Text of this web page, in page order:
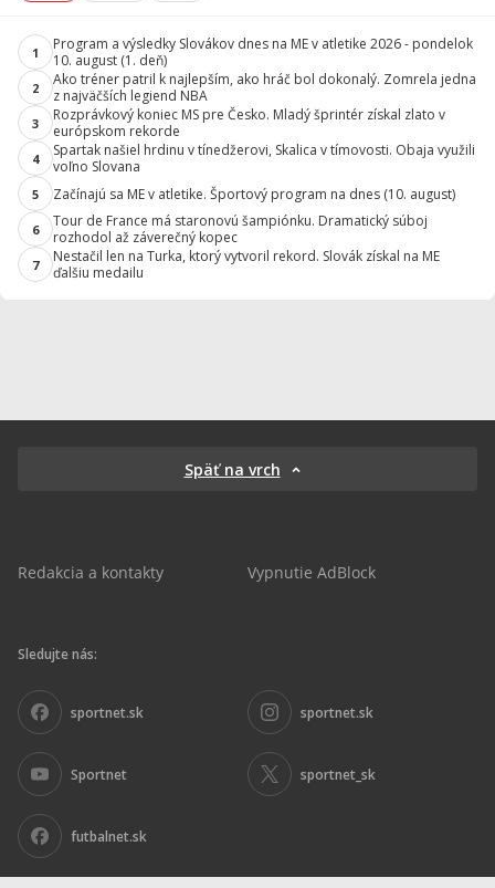
1
Program a výsledky Slovákov dnes na ME v atletike 2026 - pondelok
10. august (1. deň)
2
Ako tréner patril k najlepším, ako hráč bol dokonalý. Zomrela jedna
z najväčších legiend NBA
3
Rozprávkový koniec MS pre Česko. Mladý šprintér získal zlato v
európskom rekorde
4
Spartak našiel hrdinu v tínedžerovi, Skalica v tímovosti. Obaja využili
voľno Slovana
5 Začínajú sa ME v atletike. Športový program na dnes (10. august)
6
Tour de France má staronovú šampiónku. Dramatický súboj
rozhodol až záverečný kopec
7
Nestačil len na Turka, ktorý vytvoril rekord. Slovák získal na ME
ďalšiu medailu
Späť na vrch
Redakcia a kontakty Vypnutie AdBlock
Sledujte nás:
sportnet.sk sportnet.sk
Sportnet sportnet_sk
futbalnet.sk